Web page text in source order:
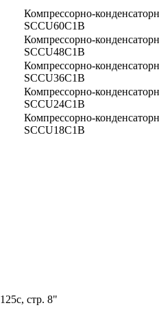
Компрессорно-
SCCU60C1B
Компрессорно-
SCCU48C1B
Компрессорно-
SCCU36C1B
Компрессорно-
SCCU24C1B
Компрессорно-
SCCU18C1B
стр. 8"